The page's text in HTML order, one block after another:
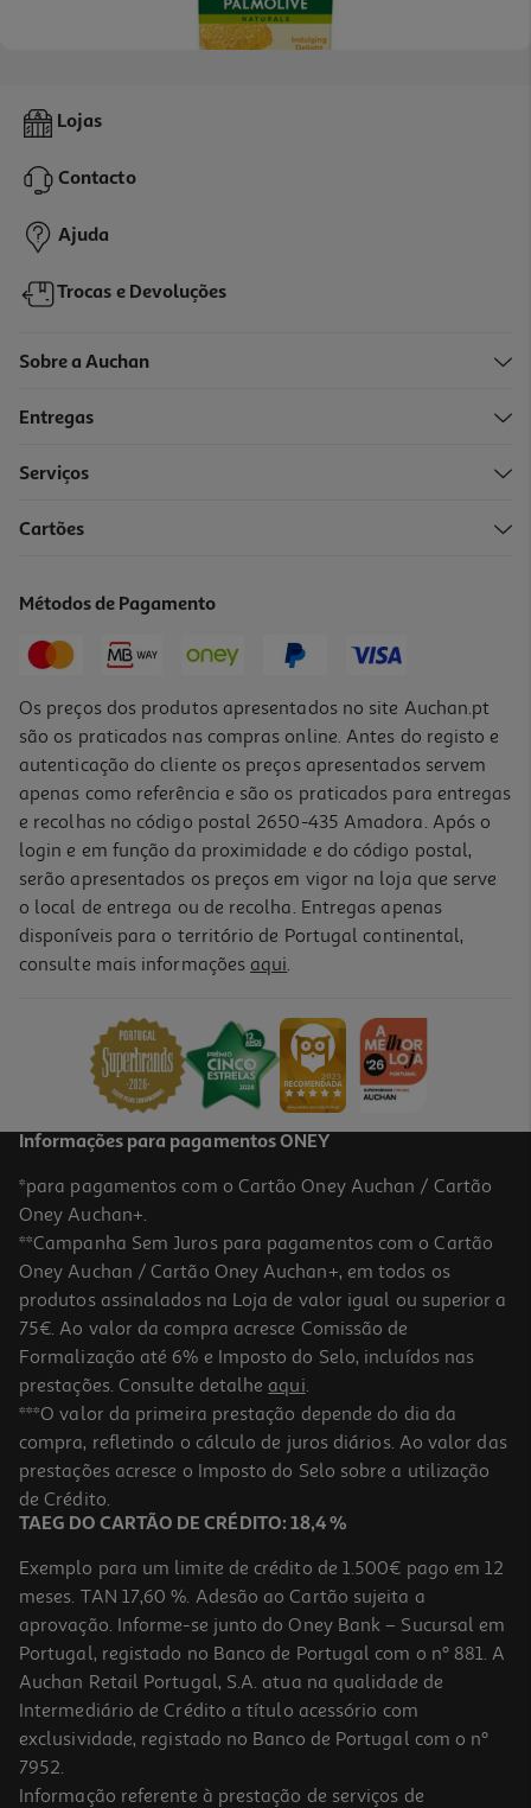
Sabonete Sólido Naturals Hidratante Leite E Mel Palmolive
4x90gr
3,59 €
Sabonete Sólido Ach Brito Glicerina Lima 165g
Indisponível online
4.3
Sabonete Sólido Nutricuida Mel E Flor De Laranjeira Feno De
Portugal 4x90 G
13.86 €/Kg
4,99 €
Lojas
Contacto
Ajuda
Trocas e Devoluções
Sobre a Auchan
Entregas
Serviços
Cartões
Métodos de Pagamento
Os preços dos produtos apresentados no site Auchan.pt
são os praticados nas compras online. Antes do registo e
autenticação do cliente os preços apresentados servem
apenas como referência e são os praticados para entregas
e recolhas no código postal 2650-435 Amadora. Após o
login e em função da proximidade e do código postal,
serão apresentados os preços em vigor na loja que serve
o local de entrega ou de recolha. Entregas apenas
disponíveis para o território de Portugal continental,
consulte mais informações aqui.
Informações para pagamentos ONEY
*para pagamentos com o Cartão Oney Auchan / Cartão
Oney Auchan+.
**Campanha Sem Juros para pagamentos com o Cartão
Oney Auchan / Cartão Oney Auchan+, em todos os
produtos assinalados na Loja de valor igual ou superior a
75€. Ao valor da compra acresce Comissão de
Formalização até 6% e Imposto do Selo, incluídos nas
prestações. Consulte detalhe aqui.
***O valor da primeira prestação depende do dia da
compra, refletindo o cálculo de juros diários. Ao valor das
prestações acresce o Imposto do Selo sobre a utilização
de Crédito.
TAEG DO CARTÃO DE CRÉDITO: 18,4 %
Exemplo para um limite de crédito de 1.500€ pago em 12
meses. TAN 17,60 %. Adesão ao Cartão sujeita a
aprovação. Informe-se junto do Oney Bank – Sucursal em
Portugal, registado no Banco de Portugal com o nº 881. A
Auchan Retail Portugal, S.A. atua na qualidade de
Intermediário de Crédito a título acessório com
exclusividade, registado no Banco de Portugal com o nº
7952.
Informação referente à prestação de serviços de